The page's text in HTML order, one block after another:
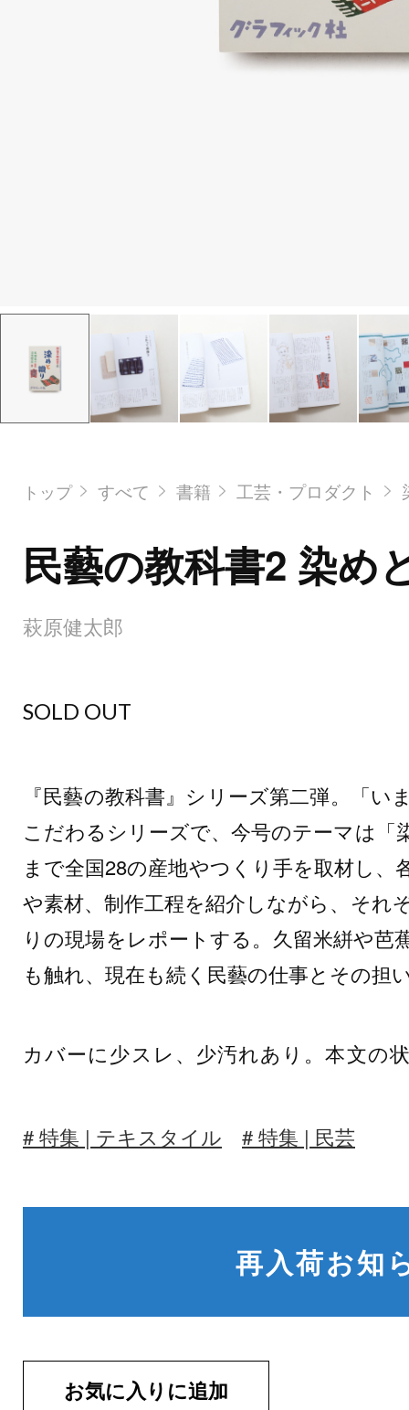
トップ すべて 書籍 工芸・プロダクト
民藝の教科書2 染め
萩原健太郎
SOLD OUT
『民藝の教科書』シリーズ第二弾。「
こだわるシリーズで、今号のテーマは「
まで全国28の産地やつくり手を取材し、
や素材、制作工程を紹介しながら、それ
りの現場をレポートする。久留米絣や芭
も触れ、現在も続く民藝の仕事とその担
カバーに少スレ、少汚れあり。本文の
特集 | テキスタイル 特集 | 民芸
再入荷お知